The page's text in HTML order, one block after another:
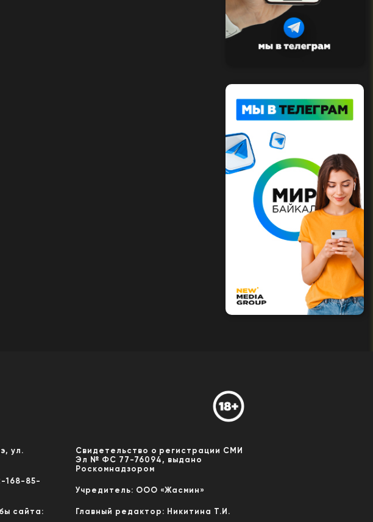
ул.
168-85-
сайта:
Свидетельство о регистрации СМИ
Эл № ФС 77-76094, выдано
Роскомнадзором
Учредитель: ООО «Жасмин»
Главный редактор: Никитина Т.И.